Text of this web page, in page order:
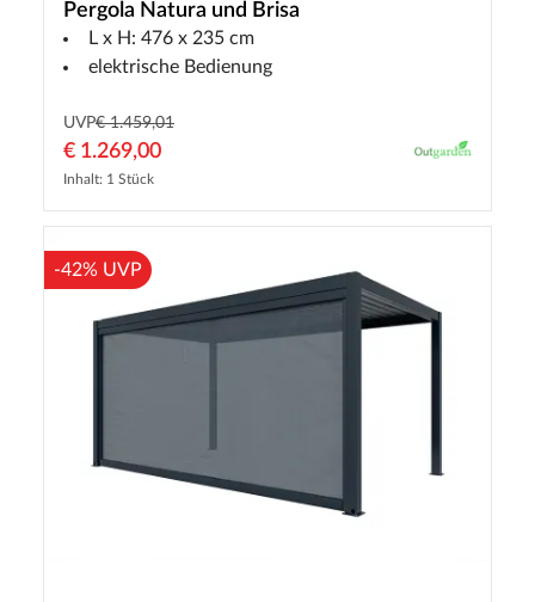
Pergola Natura und Brisa
L x H: 476 x 235 cm
elektrische Bedienung
UVP€ 1.459,01
€ 1.269,00
Inhalt: 1 Stück
-42% UVP